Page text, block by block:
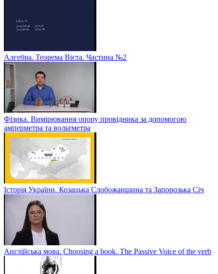
Алгебра. Теорема Вієта. Частина №2
Фізика. Вимірювання опору провідника за допомогою
амперметра та вольтметра
Історія України. Козацька Слобожанщина та Запорозька Січ
Англійська мова. Choosing a book. The Passive Voice of the verb